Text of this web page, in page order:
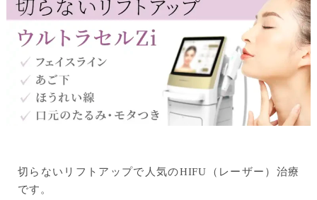
切らないリフトアップで⼈気のHIFU（レーザー）治療
です。